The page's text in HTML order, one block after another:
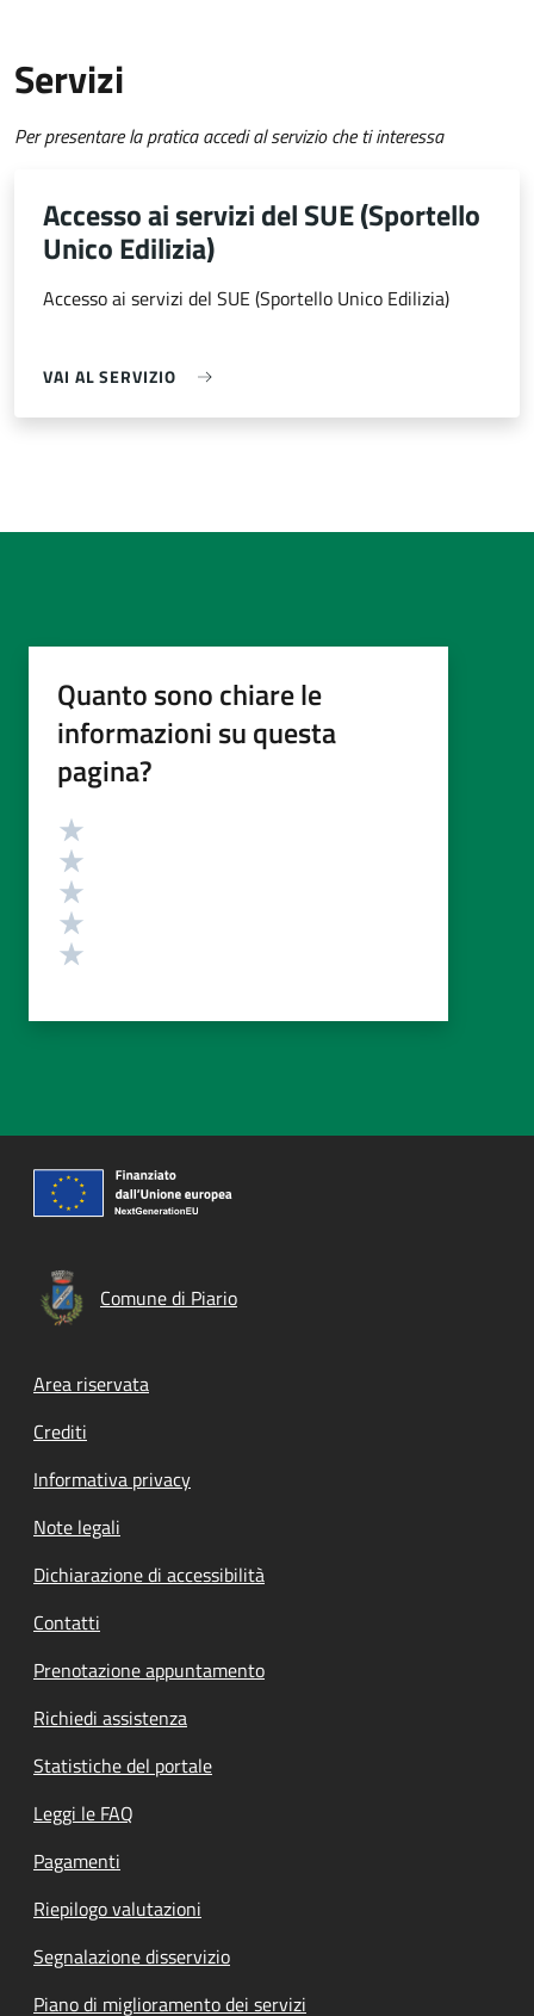
Servizi
Per presentare la pratica accedi al servizio che ti interessa
Accesso ai servizi del SUE (Sportello
Unico Edilizia)
Accesso ai servizi del SUE (Sportello Unico Edilizia)
VAI AL SERVIZIO
Quanto sono chiare le
informazioni su questa
pagina?
Valutazione
Comune di Piario
Footer menu
Area riservata
Crediti
Informativa privacy
Note legali
Dichiarazione di accessibilità
Contatti
Prenotazione appuntamento
Richiedi assistenza
Statistiche del portale
Leggi le FAQ
Pagamenti
Riepilogo valutazioni
Segnalazione disservizio
Piano di miglioramento dei servizi